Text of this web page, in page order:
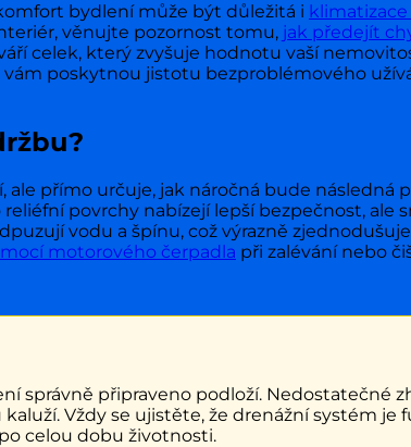
bydlení může být důležitá i
věnujte pozornost tomu, jak předejít
celek, který zvyšuje hodnotu vaší
poskytnou jistotu bezproblémového
přímo určuje, jak náročná bude následná
povrchy nabízejí lepší bezpečnost, ale
vodu a špínu, což výrazně
motorového čerpadla při zalévání nebo
správně připraveno podloží. Nedostatečné
Vždy se ujistěte, že drenážní systém
celou dobu životnosti.